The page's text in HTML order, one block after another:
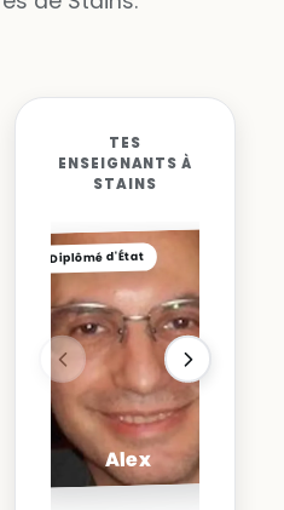
libre
TES
ENSEIGNANTS À
STAINS
Diplômé d'État
Alex